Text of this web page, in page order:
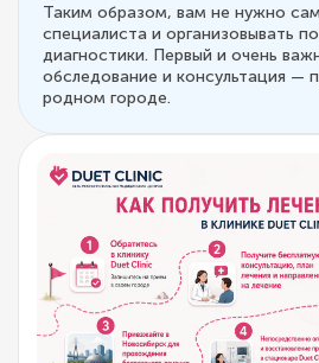
Таким образом, вам не нужно
специалиста и организовывать
диагностики. Первый и очень
обследование и консультация —
родном городе.